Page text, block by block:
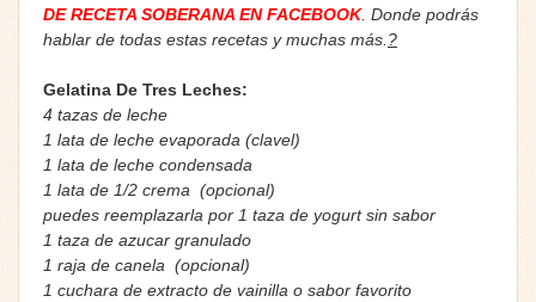
DE RECETA SOBERANA EN FACEBOOK. Donde podrás
hablar de todas estas recetas y muchas más. ?
Gelatina De Tres Leches:
4 tazas de leche
1 lata de leche evaporada (clavel)
1 lata de leche condensada
1 lata de 1/2 crema (opcional)
puedes reemplazarla por 1 taza de yogurt sin sabor
1 taza de azucar granulado
1 raja de canela (opcional)
1 cuchara de extracto de vainilla o sabor favorito